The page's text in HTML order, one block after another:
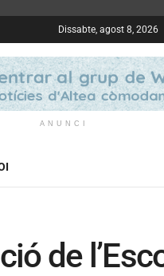
Dissabte, agost 8, 2026
ANUNCI
de